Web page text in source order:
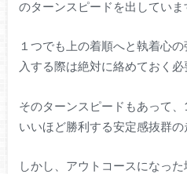
のターンスピードを出していま
１つでも上の着順へと執着心
入する際は絶対に絡めておく必
そのターンスピードもあって
いいほど勝利する安定感抜群の
しかし、アウトコースになっ